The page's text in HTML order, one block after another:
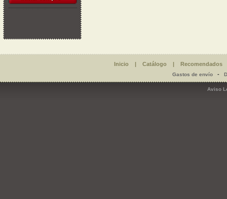
Inicio | Catálogo | Recomendados
Gastos de envío-
Aviso